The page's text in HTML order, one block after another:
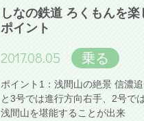
しなの鉄道 ろくもんを
ポイント
2017.08.05 乗る
ポイント1：浅間山の絶景 信濃
と3号では進行方向右手、2号で
浅間山を堪能することが出来